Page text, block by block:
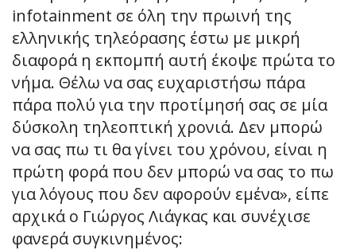
infotainment σε όλη την πρωινή της
ελληνικής τηλεόρασης έστω με μικρή
διαφορά η εκπομπή αυτή έκοψε πρώτα το
νήμα. Θέλω να σας ευχαριστήσω πάρα
πάρα πολύ για την προτίμησή σας σε μία
δύσκολη τηλεοπτική χρονιά. Δεν μπορώ
να σας πω τι θα γίνει του χρόνου, είναι η
πρώτη φορά που δεν μπορώ να σας το πω
για λόγους που δεν αφορούν εμένα», είπε
αρχικά ο Γιώργος Λιάγκας και συνέχισε
φανερά συγκινημένος: